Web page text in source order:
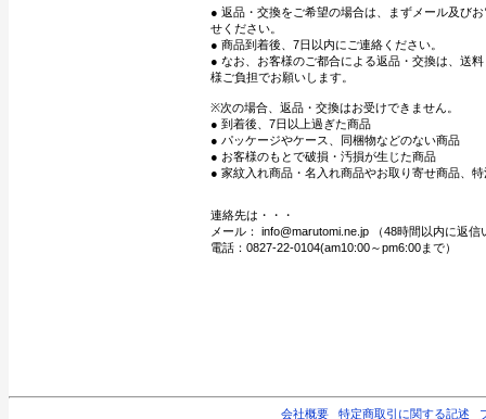
● 返品・交換をご希望の場合は、まずメール及び
せください。
● 商品到着後、7日以内にご連絡ください。
● なお、お客様のご都合による返品・交換は、送
様ご負担でお願いします。
※次の場合、返品・交換はお受けできません。
● 到着後、7日以上過ぎた商品
● パッケージやケース、同梱物などのない商品
● お客様のもとで破損・汚損が生じた商品
● 家紋入れ商品・名入れ商品やお取り寄せ商品、
連絡先は・・・
メール： info@marutomi.ne.jp （48時間以内に返信
電話：0827-22-0104(am10:00～pm6:00まで）
会社概要 特定商取引に関する記述